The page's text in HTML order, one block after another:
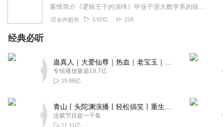
2021-06-16 1
案情简介《逻辑王子的演绎》毕业于浙大数学系的徐策在本科期间就有“逻辑王子”的美誉，他关于数理逻辑的论文多次上过刊物。其后拿到全额奖学金，赴美国加州大学获心理学博...
有声图书 3.92亿 218
经典必听
专辑播放量超19.7亿
19.08亿
连载节目超一千集
11.31亿